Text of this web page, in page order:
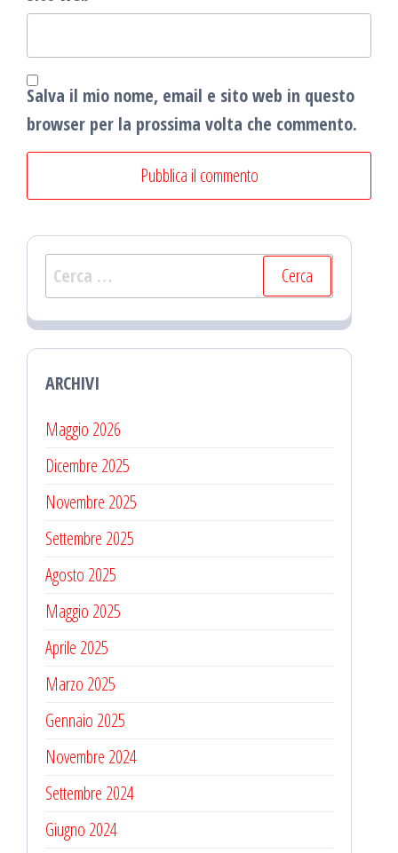
Salva il mio nome, email e sito web in questo
browser per la prossima volta che commento.
Ricerca
per:
ARCHIVI
Maggio 2026
Dicembre 2025
Novembre 2025
Settembre 2025
Agosto 2025
Maggio 2025
Aprile 2025
Marzo 2025
Gennaio 2025
Novembre 2024
Settembre 2024
Giugno 2024